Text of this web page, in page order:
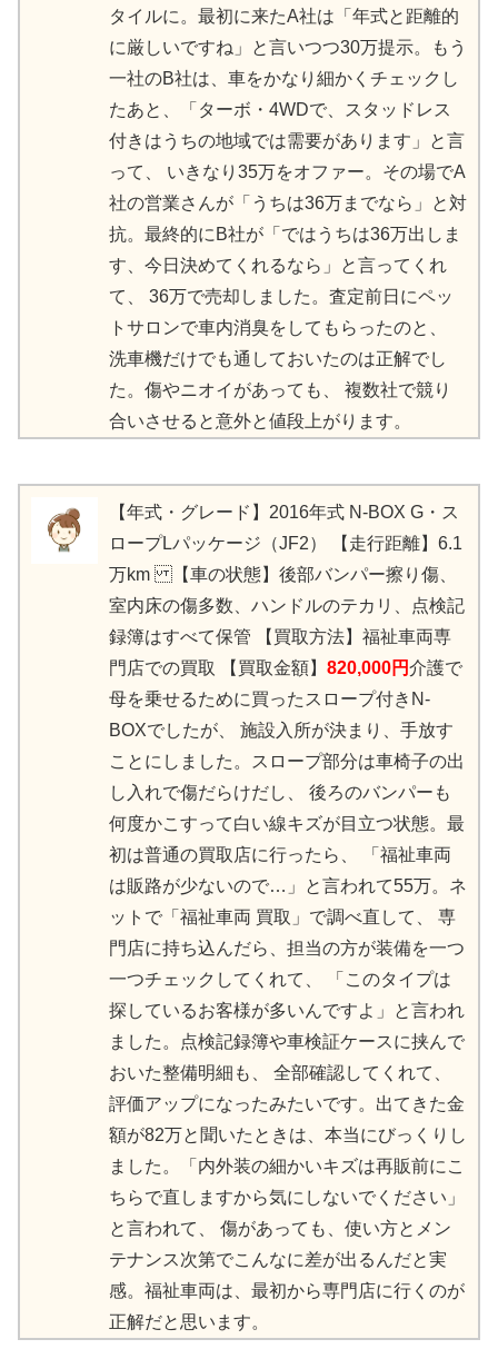
タイルに。 最初に来たA社は「年式と距離的
に厳しいですね」と言いつつ30万提示。 もう
一社のB社は、車をかなり細かくチェックし
たあと、 「ターボ・4WDで、スタッドレス
付きはうちの地域では需要があります」と言
って、 いきなり35万をオファー。 その場でA
社の営業さんが「うちは36万までなら」と対
抗。 最終的にB社が「ではうちは36万出しま
す、今日決めてくれるなら」と言ってくれ
て、 36万で売却しました。 査定前日にペッ
トサロンで車内消臭をしてもらったのと、
洗車機だけでも通しておいたのは正解でし
た。 傷やニオイがあっても、 複数社で競り
合いさせると意外と値段上がります。
【年式・グレード】2016年式 N-BOX G・ス
ロープLパッケージ（JF2） 【走行距離】6.1
万km 【車の状態】後部バンパー擦り傷、
室内床の傷多数、ハンドルのテカリ、点検記
録簿はすべて保管 【買取方法】福祉車両専
門店での買取 【買取金額】 820,000円介護で
母を乗せるために買ったスロープ付きN-
BOXでしたが、 施設入所が決まり、手放す
ことにしました。 スロープ部分は車椅子の出
し入れで傷だらけだし、 後ろのバンパーも
何度かこすって白い線キズが目立つ状態。 最
初は普通の買取店に行ったら、 「福祉車両
は販路が少ないので…」と言われて55万。 ネ
ットで「福祉車両 買取」で調べ直して、 専
門店に持ち込んだら、担当の方が装備を一つ
一つチェックしてくれて、 「このタイプは
探しているお客様が多いんですよ」と言われ
ました。 点検記録簿や車検証ケースに挟んで
おいた整備明細も、 全部確認してくれて、
評価アップになったみたいです。 出てきた金
額が82万と聞いたときは、本当にびっくりし
ました。 「内外装の細かいキズは再販前にこ
ちらで直しますから気にしないでください」
と言われて、 傷があっても、使い方とメン
テナンス次第でこんなに差が出るんだと実
感。 福祉車両は、最初から専門店に行くのが
正解だと思います。